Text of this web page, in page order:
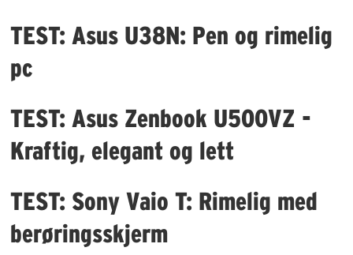
TEST: Asus U38N: Pen og rimelig
pc
TEST: Asus Zenbook U500VZ -
Kraftig, elegant og lett
TEST: Sony Vaio T: Rimelig med
berøringsskjerm